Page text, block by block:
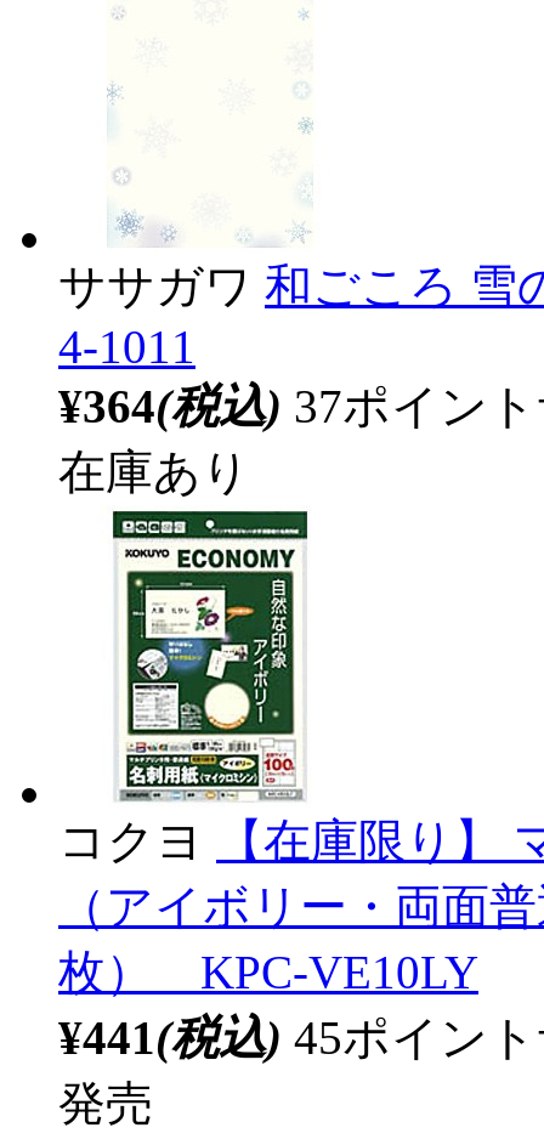
ササガワ 和ごころ
4-1011
¥364(税込) 37ポイン
在庫あり
コクヨ
【在庫限り】
（アイボリー・両面
枚） KPC-VE10LY
¥441(税込) 45ポイン
発売